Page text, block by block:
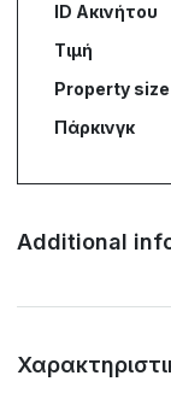
ID Ακινήτου
Τιμή
Property size
Πάρκινγκ
Additional